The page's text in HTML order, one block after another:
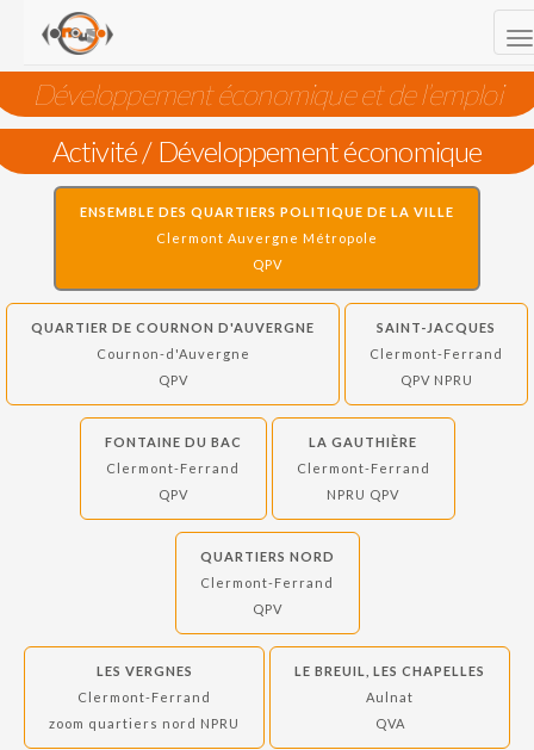
Développement économique et de l’emploi
Activité / Développement économique
ENSEMBLE DES QUARTIERS POLITIQUE DE LA VILLE
Clermont Auvergne Métropole
QPV
QUARTIER DE COURNON D'AUVERGNE
Cournon-d'Auvergne
QPV
SAINT-JACQUES
Clermont-Ferrand
QPV NPRU
FONTAINE DU BAC
Clermont-Ferrand
QPV
LA GAUTHIÈRE
Clermont-Ferrand
NPRU QPV
QUARTIERS NORD
Clermont-Ferrand
QPV
LES VERGNES
Clermont-Ferrand
zoom quartiers nord NPRU
LE BREUIL, LES CHAPELLES
Aulnat
QVA